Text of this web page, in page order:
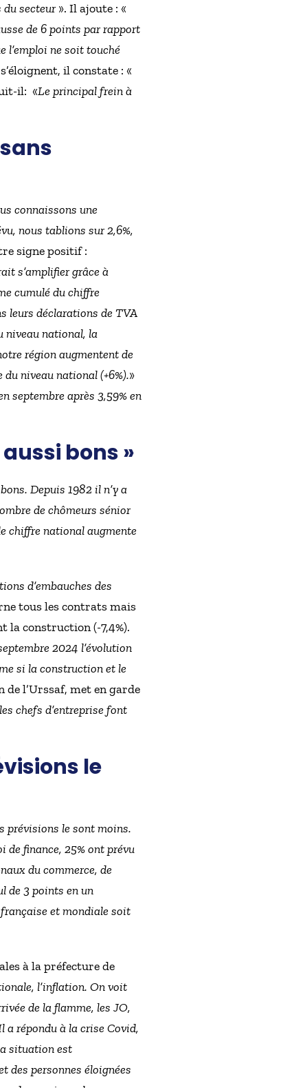
du secteur». Il ajoute : «
de 6 points par rapport
l’emploi ne soit touché
il constate : «
il: «Le principal frein à
connaissons une
nous tablions sur 2,6%,
signe positif :
s’amplifier grâce à
cumulé du chiffre
leurs déclarations de TVA
niveau national, la
région augmentent de
niveau national (+6%).»
septembre après 3,59% en
bons »
Depuis 1982 il n’y a
de chômeurs sénior
chiffre national augmente
d’embauches des
tous les contrats mais
la construction (-7,4%).
2024 l’évolution
si la construction et le
l’Urssaf, met en garde
chefs d’entreprise font
le
prévisions le sont moins.
de finance, 25% ont prévu
du commerce, de
de 3 points en un
française et mondiale soit
à la préfecture de
l’inflation. On voit
de la flamme, les JO,
a répondu à la crise Covid,
situation est
des personnes éloignées